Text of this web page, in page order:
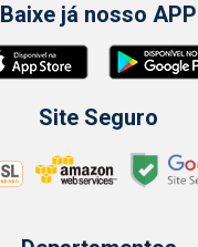
Baixe já nosso APP
Site Seguro